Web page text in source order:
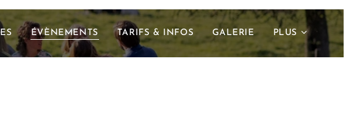
ÉVÈNEMENTS TARIFS & INFOS GALERIE PLUS